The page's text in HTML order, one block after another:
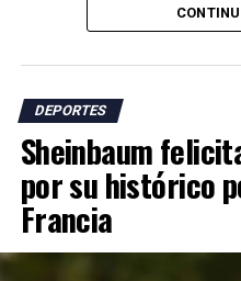
Milei se refirió a una
sociales que incluyó
ayudas arbitrales durante
funcionarios israelíes a la
acusaciones sobre
país sudamericano.
El presidente argentino
responden al papel que,
defensa de nuevas
DEPORTES
Sheinbaum
por su histórico
Francia